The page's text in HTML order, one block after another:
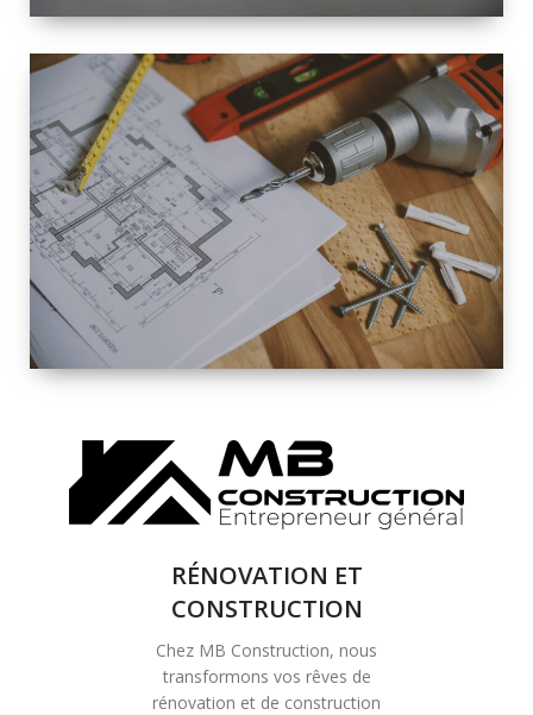
ESPACE
RÉNOVATION
INTÉRIEURE ET
EXTÉRIEURE
SOLUTIONS DE
RÉNOVATION
COMPLÈTE
RÉNOVATION ET
CONSTRUCTION
Chez MB Construction, nous
transformons vos rêves de
rénovation et de construction